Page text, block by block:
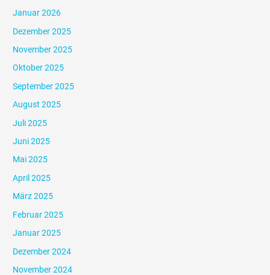
Januar 2026
Dezember 2025
November 2025
Oktober 2025
September 2025
August 2025
Juli 2025
Juni 2025
Mai 2025
April 2025
März 2025
Februar 2025
Januar 2025
Dezember 2024
November 2024